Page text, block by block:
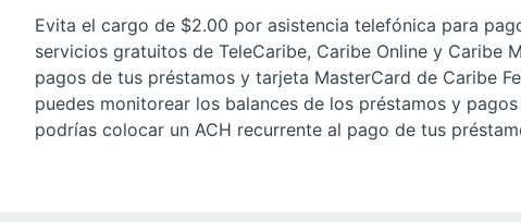
Evita el cargo de $2.00 por asistencia telefónica para
servicios gratuitos de TeleCaribe, Caribe Online y Caribe
pagos de tus préstamos y tarjeta MasterCard de Caribe
puedes monitorear los balances de los préstamos y
podrías colocar un ACH recurrente al pago de tus